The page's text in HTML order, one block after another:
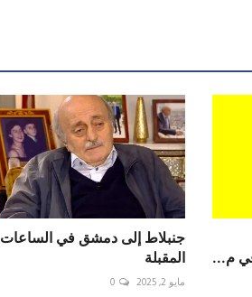
م...
جنبلاط إلى دمشق في الساعات
المقبلة
مايو 2, 2025 0